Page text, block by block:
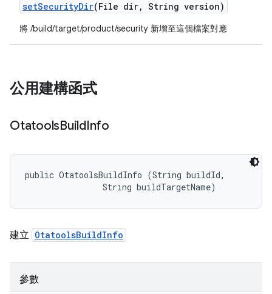
setSecurityDir(File dir, String version)
將 /build/target/product/security 新增至這個檔案對應
公用建構函式
OtatoolsBuildInfo
public OtatoolsBuildInfo (String buildId,
                String buildTargetName)
建立 OtatoolsBuildInfo
參數